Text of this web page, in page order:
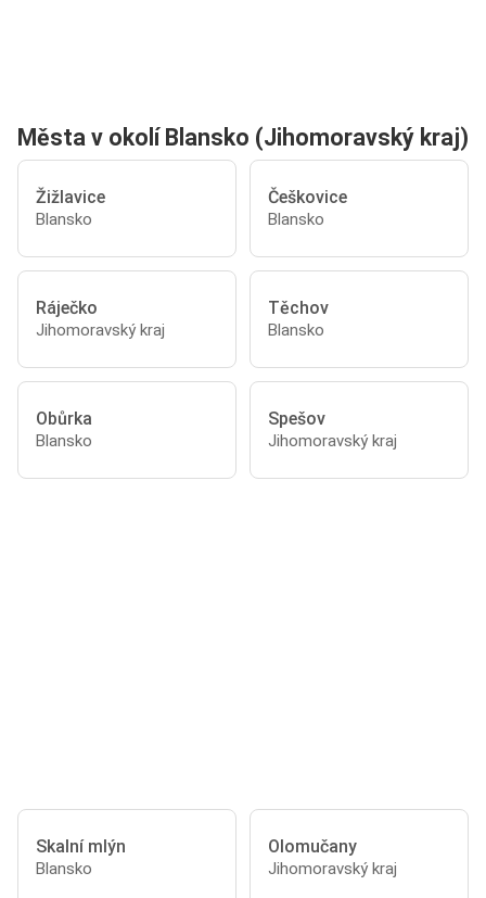
Města v okolí Blansko (Jihomoravský kraj)
Žižlavice
Blansko
Češkovice
Blansko
Ráječko
Jihomoravský kraj
Těchov
Blansko
Obůrka
Blansko
Spešov
Jihomoravský kraj
Skalní mlýn
Blansko
Olomučany
Jihomoravský kraj